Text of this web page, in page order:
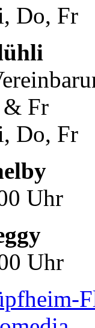
Do, Fr
Fr
Do, Fr
Uhr
Uhr